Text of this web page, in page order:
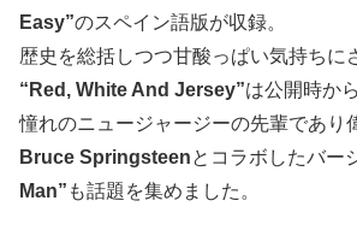
Easy”のスペイン語版が収録。
歴史を総括しつつ甘酸っぱい気持ちに
“Red, White And Jersey”は公開時か
憧れのニュージャージーの先輩であり偉
Bruce Springsteenとコラボしたバー
Man” も話題を集めました。